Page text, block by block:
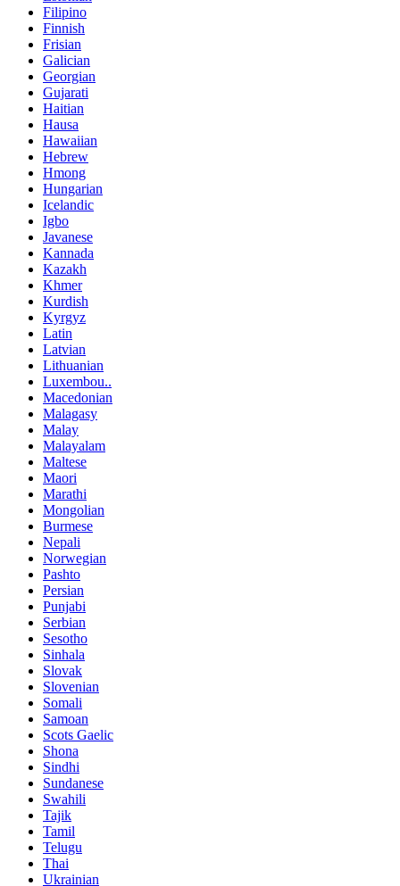
Filipino
Finnish
Frisian
Galician
Georgian
Gujarati
Haitian
Hausa
Hawaiian
Hebrew
Hmong
Hungarian
Icelandic
Igbo
Javanese
Kannada
Kazakh
Khmer
Kurdish
Kyrgyz
Latin
Latvian
Lithuanian
Luxembou..
Macedonian
Malagasy
Malay
Malayalam
Maltese
Maori
Marathi
Mongolian
Burmese
Nepali
Norwegian
Pashto
Persian
Punjabi
Serbian
Sesotho
Sinhala
Slovak
Slovenian
Somali
Samoan
Scots Gaelic
Shona
Sindhi
Sundanese
Swahili
Tajik
Tamil
Telugu
Thai
Ukrainian